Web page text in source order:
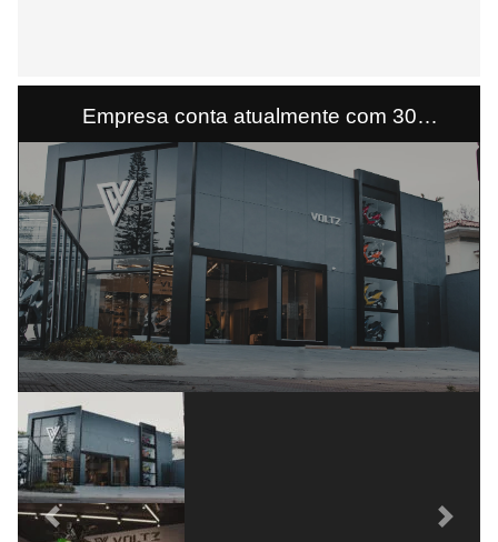
Empresa conta atualmente com 30
showrooms
Previous Next